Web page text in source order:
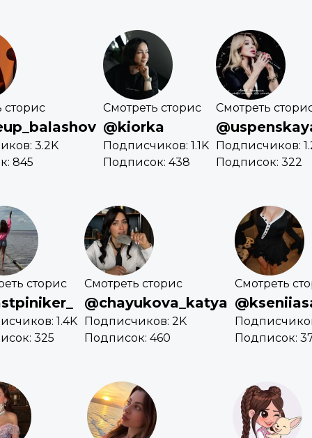
сторис
3.2K
845
Смотреть сторис
@kiorka
Подписчиков: 1.1K
Подписок: 438
Смотреть
Подписчиков:
Подписок: 322
сторис
1.4K
325
Смотреть сторис
@chayukova_katya
Подписчиков: 2K
Подписок: 460
Смотреть
Подписок: